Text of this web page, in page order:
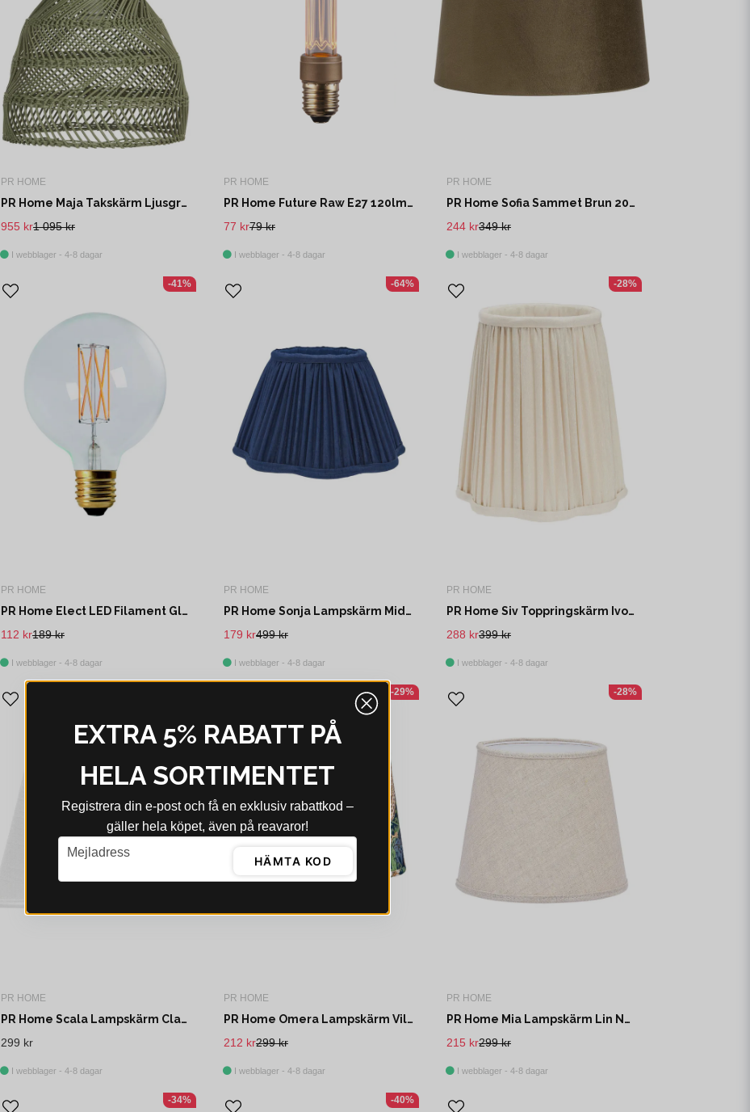
PR HOME
PR Home Maja Takskärm Ljusgrön Rotting 53cm
1 095 kr
955 kr
I webblager - 4-8 dagar
PR HOME
PR Home Future Raw E27 120lm, 1800K, 130mm
79 kr
77 kr
I webblager - 4-8 dagar
PR HOME
PR Home Sofia Sammet Brun 20cm
349 kr
244 kr
I webblager - 4-8 dagar
PR HOME
PR Home Elect LED Filament Globe Clear 95mm
189 kr
112 kr
I webblager - 4-8 dagar
-41%
PR HOME
PR Home Sonja Lampskärm Midnatt 25cm
499 kr
179 kr
I webblager - 4-8 dagar
-64%
PR HOME
PR Home Siv Toppringskärm Ivory 20cm
399 kr
288 kr
I webblager - 4-8 dagar
-28%
PR HOME
PR Home Scala Lampskärm Classico Vit 32cm
299 kr
I webblager - 4-8 dagar
PR HOME
PR Home Omera Lampskärm Vilja Blå 20cm
299 kr
212 kr
I webblager - 4-8 dagar
-29%
PR HOME
PR Home Mia Lampskärm Lin Natur 17cm
299 kr
215 kr
I webblager - 4-8 dagar
-28%
-34% -40%
EXTRA 5% RABATT PÅ
HELA SORTIMENTET
Registrera din e‑post och få en exklusiv rabattkod –
gäller hela köpet, även på reavaror!
email
Mejladress
HÄMTA KOD